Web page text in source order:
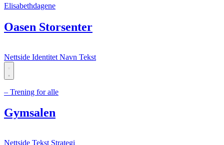
Elisabethdagene
Oasen Storsenter
Nettside Identitet Navn Tekst
– Trening for alle
Gymsalen
Nettside Tekst Strategi